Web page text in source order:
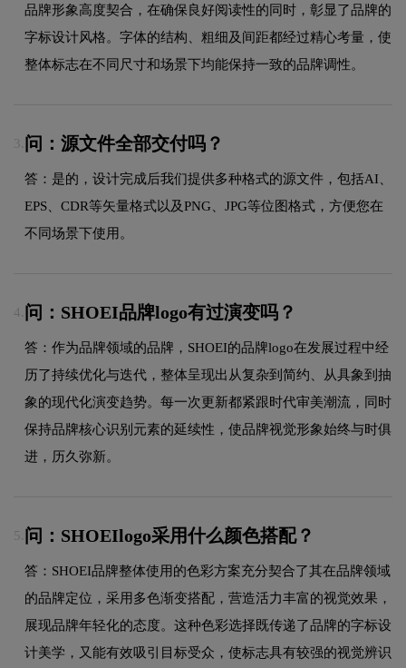
品牌形象高度契合，在确保良好阅读性的同时，彰显了品牌的
字标设计风格。字体的结构、粗细及间距都经过精心考量，使
整体标志在不同尺寸和场景下均能保持一致的品牌调性。
3. 问：源文件全部交付吗？
答：是的，设计完成后我们提供多种格式的源文件，包括AI、
EPS、CDR等矢量格式以及PNG、JPG等位图格式，方便您在
不同场景下使用。
4. 问：SHOEI品牌logo有过演变吗？
答：作为品牌领域的品牌，SHOEI的品牌logo在发展过程中经
历了持续优化与迭代，整体呈现出从复杂到简约、从具象到抽
象的现代化演变趋势。每一次更新都紧跟时代审美潮流，同时
保持品牌核心识别元素的延续性，使品牌视觉形象始终与时俱
进，历久弥新。
5. 问：SHOEIlogo采用什么颜色搭配？
答：SHOEI品牌整体使用的色彩方案充分契合了其在品牌领域
的品牌定位，采用多色渐变搭配，营造活力丰富的视觉效果，
展现品牌年轻化的态度。这种色彩选择既传递了品牌的字标设
计美学，又能有效吸引目标受众，使标志具有较强的视觉辨识